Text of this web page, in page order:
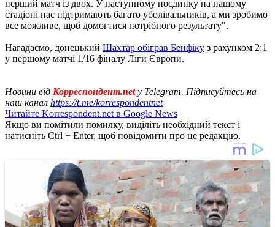
перший матч із двох. У наступному поєдинку на нашому
стадіоні нас підтримають багато уболівальників, а ми зробимо
все можливе, щоб домогтися потрібного результату".
Нагадаємо, донецький Шахтар обіграв Бенфіку з рахунком 2:1
у першому матчі 1/16 фіналу Ліги Європи.
Новини від Корреспондент.net у Telegram. Підписуйтесь на
наш канал https://t.me/korrespondentnet
Читайте Korrespondent.net в Google News
Якщо ви помітили помилку, виділіть необхідний текст і
натисніть Ctrl + Enter, щоб повідомити про це редакцію.